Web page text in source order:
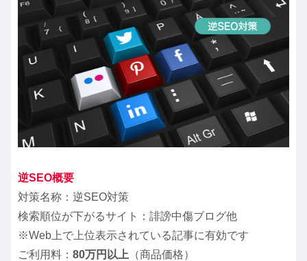
逆SEO概要
対策名称：逆SEO対策
検索順位が下がるサイト：誹謗中傷ブログ他
※Web上で上位表示されている記事に有効です
ご利用料： 80万円以上 （商品価格）